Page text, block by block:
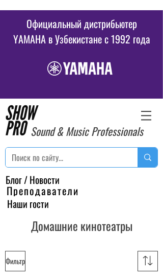
Официальный дистрибьютер
YAMAHA в Узбекистане c 1992 года
Sound & Music Professionals
Блог / Новости
Преподаватели
Наши гости
Домашние кинотеатры
Фильтр